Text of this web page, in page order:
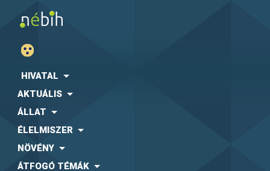
HIVATAL
AKTUÁLIS
ÁLLAT
ÉLELMISZER
NÖVÉNY
ÁTFOGÓ TÉMÁK